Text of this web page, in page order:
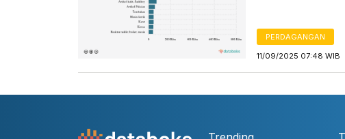
PERDAGANGAN
11/09/2025 07:48 WIB